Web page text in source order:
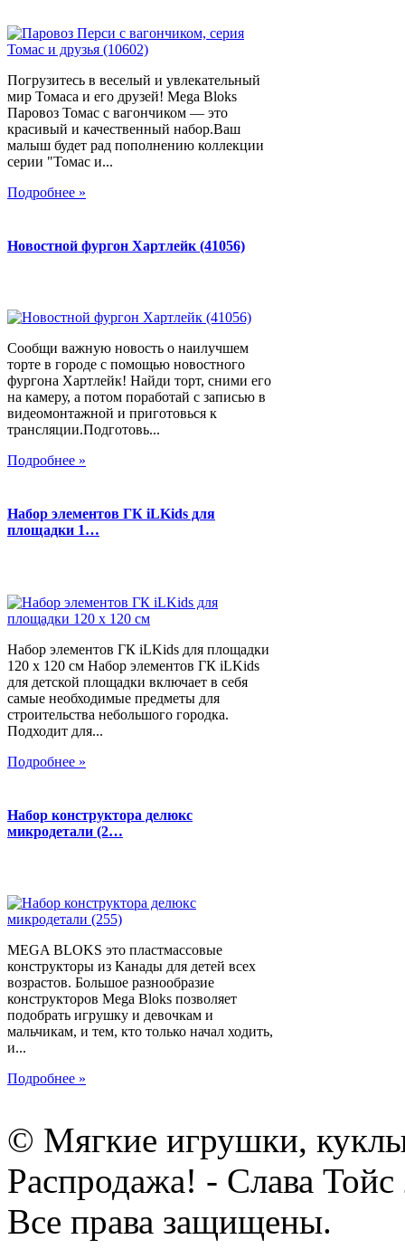
Погрузитесь в веселый и увлекательный
мир Томаса и его друзей! Mega Bloks
Паровоз Томас с вагончиком — это
красивый и качественный набор.Ваш
малыш будет рад пополнению коллекции
серии "Томас и...
Подробнее »
Новостной фургон Хартлейк (41056)
Сообщи важную новость о наилучшем
торте в городе с помощью новостного
фургона Хартлейк! Найди торт, сними его
на камеру, а потом поработай с записью в
видеомонтажной и приготовься к
трансляции.Подготовь...
Подробнее »
Набор элементов ГК iLKids для
площадки 1…
Набор элементов ГК iLKids для площадки
120 х 120 см Набор элементов ГК iLKids
для детской площадки включает в себя
самые необходимые предметы для
строительства небольшого городка.
Подходит для...
Подробнее »
Набор конструктора делюкс
микродетали (2…
MEGA BLOKS это пластмассовые
конструкторы из Канады для детей всех
возрастов. Большое разнообразие
конструкторов Mega Bloks позволяет
подобрать игрушку и девочкам и
мальчикам, и тем, кто только начал ходить,
и...
Подробнее »
© Мягкие игрушки,
Распродажа! - Слава Тойс
Все права защищены.